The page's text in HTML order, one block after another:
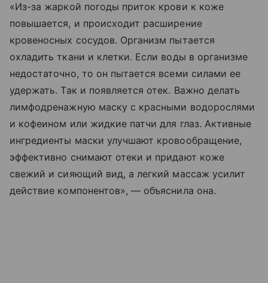
«Из-за жаркой погоды приток крови к коже
повышается, и происходит расширение
кровеносных сосудов. Организм пытается
охладить ткани и клетки. Если воды в организме
недостаточно, то он пытается всеми силами ее
удержать. Так и появляется отек. Важно делать
лимфодренажную маску с красными водорослями
и кофеином или жидкие патчи для глаз. Активные
ингредиенты маски улучшают кровообращение,
эффективно снимают отеки и придают коже
свежий и сияющий вид, а легкий массаж усилит
действие компонентов», — объяснила она.